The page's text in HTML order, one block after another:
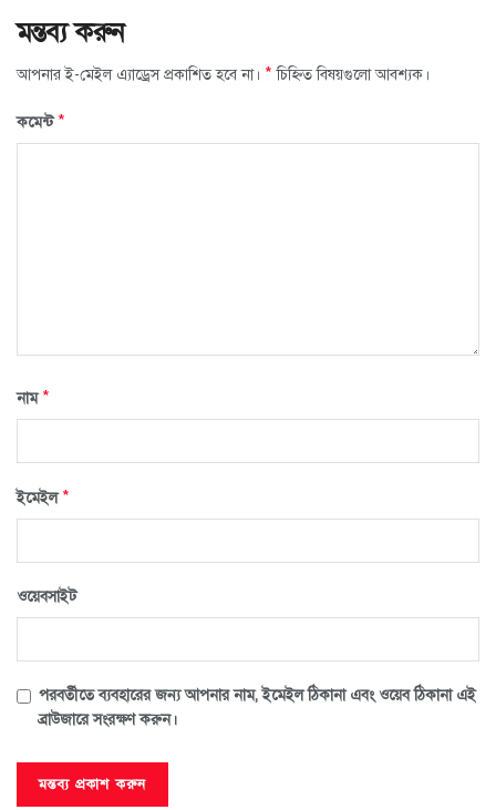
মন্তব্য করুন
আপনার ই-মেইল এ্যাড্রেস প্রকাশিত হবে না। * চিহ্নিত বিষয়গুলো আবশ্যক।
কমেন্ট*
নাম*
ইমেইল*
ওয়েবসাইট
পরবর্তীতে ব্যবহারের জন্য আপনার নাম, ইমেইল ঠিকানা এবং ওয়েব ঠিকানা এই
ব্রাউজারে সংরক্ষণ করুন।